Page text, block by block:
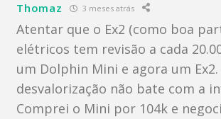
Thomaz 3 meses atrás
Atentar que o Ex2 (como boa
elétricos tem revisão a cada
um Dolphin Mini e agora um Ex2.
desvalorização não bate com a
Comprei o Mini por 104k e